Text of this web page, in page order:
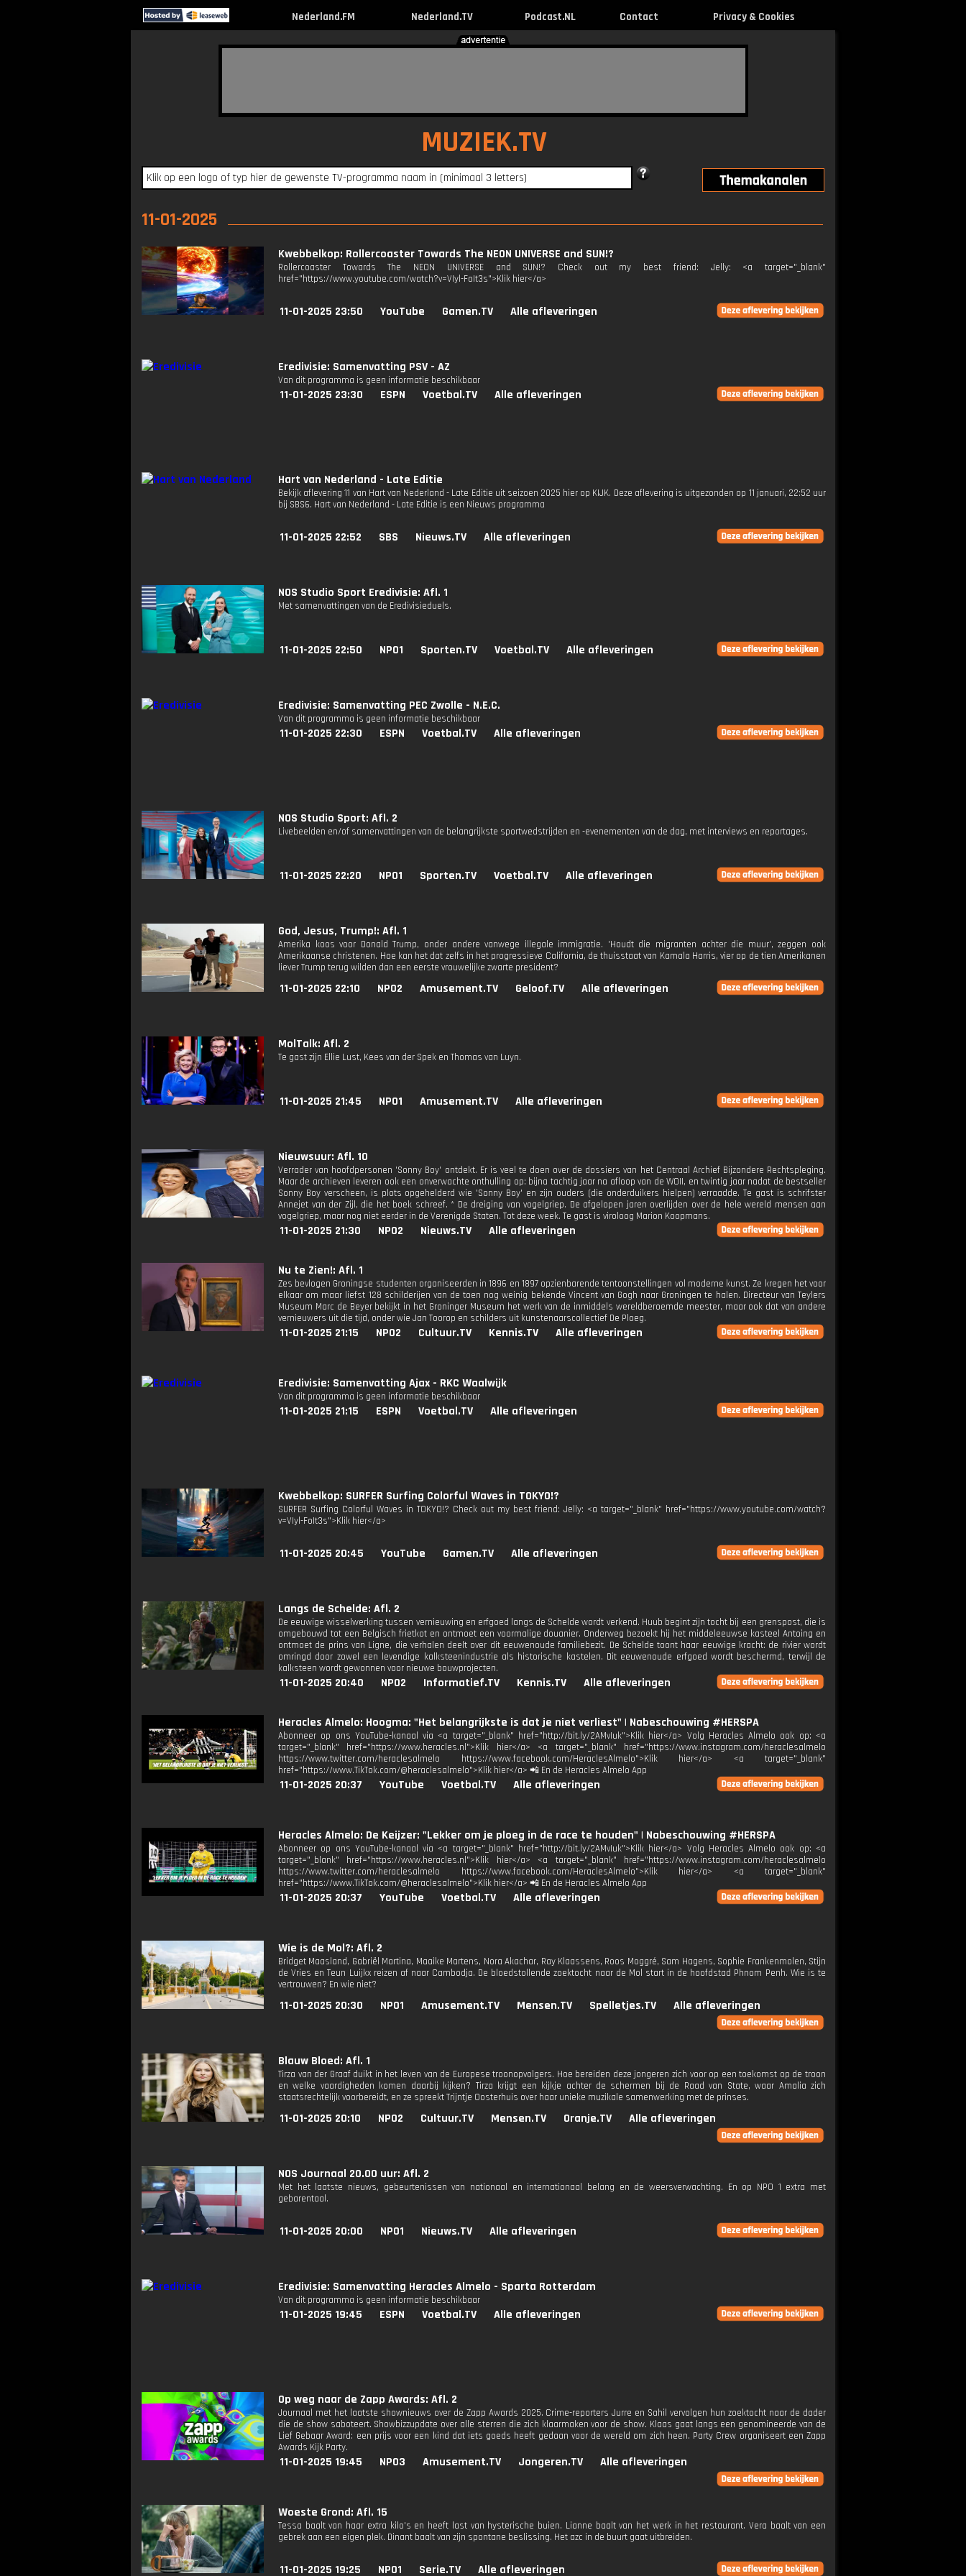
Nederland.FM Nederland.TV Podcast.NL Contact Privacy & Cookies
MUZIEK.TV
11-01-2025
Kwebbelkop: Rollercoaster Towards The NEON UNIVERSE and SUN!?
Rollercoaster Towards The NEON UNIVERSE and SUN!? Check out my best friend: Jelly: <a target="_blank"
href="https://www.youtube.com/watch?v=VIyl-FoIt3s">Klik hier</a>
11-01-2025 23:50 YouTube Gamen.TV Alle afleveringen
Eredivisie: Samenvatting PSV - AZ
Van dit programma is geen informatie beschikbaar
11-01-2025 23:30 ESPN Voetbal.TV Alle afleveringen
Hart van Nederland - Late Editie
Bekijk aflevering 11 van Hart van Nederland - Late Editie uit seizoen 2025 hier op KIJK. Deze aflevering is uitgezonden op 11 januari, 22:52 uur
bij SBS6. Hart van Nederland - Late Editie is een Nieuws programma
11-01-2025 22:52 SBS Nieuws.TV Alle afleveringen
NOS Studio Sport Eredivisie: Afl. 1
Met samenvattingen van de Eredivisieduels.
11-01-2025 22:50 NPO1 Sporten.TV Voetbal.TV Alle afleveringen
Eredivisie: Samenvatting PEC Zwolle - N.E.C.
Van dit programma is geen informatie beschikbaar
11-01-2025 22:30 ESPN Voetbal.TV Alle afleveringen
NOS Studio Sport: Afl. 2
Livebeelden en/of samenvattingen van de belangrijkste sportwedstrijden en -evenementen van de dag, met interviews en reportages.
11-01-2025 22:20 NPO1 Sporten.TV Voetbal.TV Alle afleveringen
God, Jesus, Trump!: Afl. 1
Amerika koos voor Donald Trump, onder andere vanwege illegale immigratie. 'Houdt die migranten achter die muur', zeggen ook
Amerikaanse christenen. Hoe kan het dat zelfs in het progressieve California, de thuisstaat van Kamala Harris, vier op de tien Amerikanen
liever Trump terug wilden dan een eerste vrouwelijke zwarte president?
11-01-2025 22:10 NPO2 Amusement.TV Geloof.TV Alle afleveringen
MolTalk: Afl. 2
Te gast zijn Ellie Lust, Kees van der Spek en Thomas van Luyn.
11-01-2025 21:45 NPO1 Amusement.TV Alle afleveringen
Nieuwsuur: Afl. 10
Verrader van hoofdpersonen 'Sonny Boy' ontdekt. Er is veel te doen over de dossiers van het Centraal Archief Bijzondere Rechtspleging.
Maar de archieven leveren ook een onverwachte onthulling op: bijna tachtig jaar na afloop van de WOII, en twintig jaar nadat de bestseller
Sonny Boy verscheen, is plots opgehelderd wie 'Sonny Boy' en zijn ouders (die onderduikers hielpen) verraadde. Te gast is schrifster
Annejet van der Zijl, die het boek schreef. * De dreiging van vogelgriep. De afgelopen jaren overlijden over de hele wereld mensen aan
vogelgriep, maar nog niet eerder in de Verenigde Staten. Tot deze week. Te gast is viroloog Marion Koopmans.
11-01-2025 21:30 NPO2 Nieuws.TV Alle afleveringen
Nu te Zien!: Afl. 1
Zes bevlogen Groningse studenten organiseerden in 1896 en 1897 opzienbarende tentoonstellingen vol moderne kunst. Ze kregen het voor
elkaar om maar liefst 128 schilderijen van de toen nog weinig bekende Vincent van Gogh naar Groningen te halen. Directeur van Teylers
Museum Marc de Beyer bekijkt in het Groninger Museum het werk van de inmiddels wereldberoemde meester, maar ook dat van andere
vernieuwers uit die tijd, onder wie Jan Toorop en schilders uit kunstenaarscollectief De Ploeg.
11-01-2025 21:15 NPO2 Cultuur.TV Kennis.TV Alle afleveringen
Eredivisie: Samenvatting Ajax - RKC Waalwijk
Van dit programma is geen informatie beschikbaar
11-01-2025 21:15 ESPN Voetbal.TV Alle afleveringen
Kwebbelkop: SURFER Surfing Colorful Waves in TOKYO!?
SURFER Surfing Colorful Waves in TOKYO!? Check out my best friend: Jelly: <a target="_blank" href="https://www.youtube.com/watch?
v=VIyl-FoIt3s">Klik hier</a>
11-01-2025 20:45 YouTube Gamen.TV Alle afleveringen
Langs de Schelde: Afl. 2
De eeuwige wisselwerking tussen vernieuwing en erfgoed langs de Schelde wordt verkend. Huub begint zijn tocht bij een grenspost, die is
omgebouwd tot een Belgisch frietkot en ontmoet een voormalige douanier. Onderweg bezoekt hij het middeleeuwse kasteel Antoing en
ontmoet de prins van Ligne, die verhalen deelt over dit eeuwenoude familiebezit. De Schelde toont haar eeuwige kracht: de rivier wordt
omringd door zowel een levendige kalksteenindustrie als historische kastelen. Dit eeuwenoude erfgoed wordt beschermd, terwijl de
kalksteen wordt gewonnen voor nieuwe bouwprojecten.
11-01-2025 20:40 NPO2 Informatief.TV Kennis.TV Alle afleveringen
Heracles Almelo: Hoogma: "Het belangrijkste is dat je niet verliest" | Nabeschouwing #HERSPA
Abonneer op ons YouTube-kanaal via <a target="_blank" href="http://bit.ly/2AMvIuk">Klik hier</a> Volg Heracles Almelo ook op: <a
target="_blank" href="https://www.heracles.nl">Klik hier</a> <a target="_blank" href="https://www.instagram.com/heraclesalmelo
https://www.twitter.com/heraclesalmelo https://www.facebook.com/HeraclesAlmelo">Klik hier</a> <a target="_blank"
href="https://www.TikTok.com/@heraclesalmelo">Klik hier</a> 📲 En de Heracles Almelo App
11-01-2025 20:37 YouTube Voetbal.TV Alle afleveringen
Heracles Almelo: De Keijzer: "Lekker om je ploeg in de race te houden" | Nabeschouwing #HERSPA
Abonneer op ons YouTube-kanaal via <a target="_blank" href="http://bit.ly/2AMvIuk">Klik hier</a> Volg Heracles Almelo ook op: <a
target="_blank" href="https://www.heracles.nl">Klik hier</a> <a target="_blank" href="https://www.instagram.com/heraclesalmelo
https://www.twitter.com/heraclesalmelo https://www.facebook.com/HeraclesAlmelo">Klik hier</a> <a target="_blank"
href="https://www.TikTok.com/@heraclesalmelo">Klik hier</a> 📲 En de Heracles Almelo App
11-01-2025 20:37 YouTube Voetbal.TV Alle afleveringen
Wie is de Mol?: Afl. 2
Bridget Maasland, Gabriël Martina, Maaike Martens, Nora Akachar, Ray Klaassens, Roos Moggré, Sam Hagens, Sophie Frankenmolen, Stijn
de Vries en Teun Luijkx reizen af naar Cambodja. De bloedstollende zoektocht naar de Mol start in de hoofdstad Phnom Penh. Wie is te
vertrouwen? En wie niet?
11-01-2025 20:30 NPO1 Amusement.TV Mensen.TV Spelletjes.TV Alle afleveringen
Blauw Bloed: Afl. 1
Tirza van der Graaf duikt in het leven van de Europese troonopvolgers. Hoe bereiden deze jongeren zich voor op een toekomst op de troon
en welke vaardigheden komen daarbij kijken? Tirza krijgt een kijkje achter de schermen bij de Raad van State, waar Amalia zich
staatsrechtelijk voorbereidt, en ze spreekt Trijntje Oosterhuis over haar unieke muzikale samenwerking met de prinses.
11-01-2025 20:10 NPO2 Cultuur.TV Mensen.TV Oranje.TV Alle afleveringen
NOS Journaal 20.00 uur: Afl. 2
Met het laatste nieuws, gebeurtenissen van nationaal en internationaal belang en de weersverwachting. En op NPO 1 extra met
gebarentaal.
11-01-2025 20:00 NPO1 Nieuws.TV Alle afleveringen
Eredivisie: Samenvatting Heracles Almelo - Sparta Rotterdam
Van dit programma is geen informatie beschikbaar
11-01-2025 19:45 ESPN Voetbal.TV Alle afleveringen
Op weg naar de Zapp Awards: Afl. 2
Journaal met het laatste shownieuws over de Zapp Awards 2025. Crime-reporters Jurre en Sahil vervolgen hun zoektocht naar de dader
die de show saboteert. Showbizzupdate over alle sterren die zich klaarmaken voor de show. Klaas gaat langs een genomineerde van de
Lief Gebaar Award: een prijs voor een kind dat iets goeds heeft gedaan voor de wereld om zich heen. Party Crew organiseert een Zapp
Awards Kijk Party.
11-01-2025 19:45 NPO3 Amusement.TV Jongeren.TV Alle afleveringen
Woeste Grond: Afl. 15
Tessa baalt van haar extra kilo's en heeft last van hysterische buien. Lianne baalt van het werk in het restaurant. Vera baalt van een
gebrek aan een eigen plek. Dinant baalt van zijn spontane beslissing. Het azc in de buurt gaat uitbreiden.
11-01-2025 19:25 NPO1 Serie.TV Alle afleveringen